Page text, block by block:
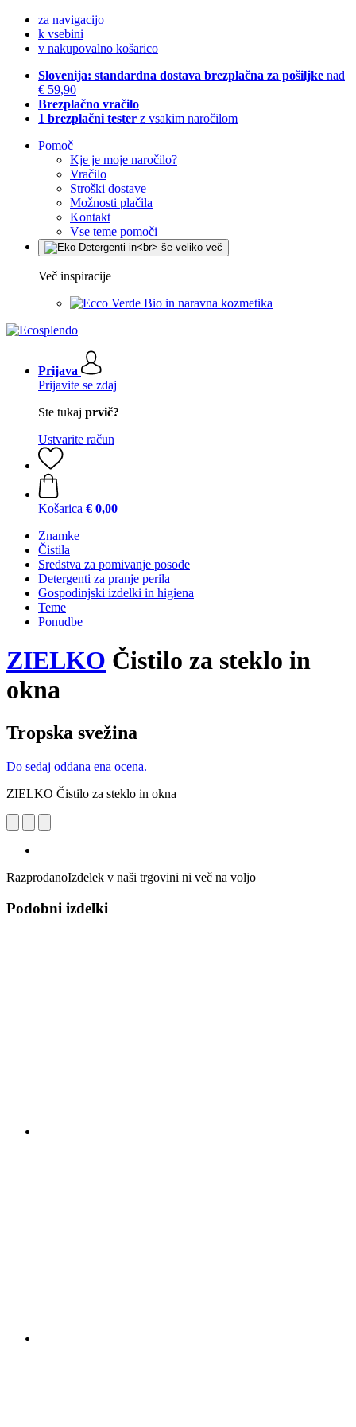
za navigacijo
k vsebini
v nakupovalno košarico
Slovenija: standardna dostava brezplačna za pošiljke nad
€ 59,90
Brezplačno vračilo
1 brezplačni tester z vsakim naročilom
Pomoč
Kje je moje naročilo?
Vračilo
Stroški dostave
Možnosti plačila
Kontakt
Vse teme pomoči
Več inspiracije
Bio in naravna kozmetika
Prijava
Prijavite se zdaj
Ste tukaj prvič?
Ustvarite račun
Košarica € 0,00
Znamke
Čistila
Sredstva za pomivanje posode
Detergenti za pranje perila
Gospodinjski izdelki in higiena
Teme
Ponudbe
ZIELKO Čistilo za steklo in
okna
Tropska svežina
Do sedaj oddana ena ocena.
ZIELKO Čistilo za steklo in okna
RazprodanoIzdelek v naši trgovini ni več na voljo
Podobni izdelki